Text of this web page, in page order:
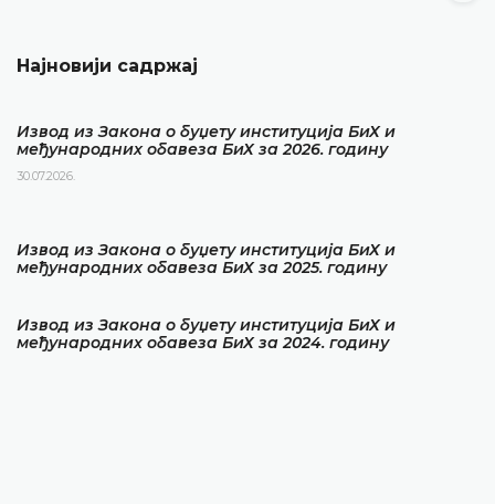
Најновији садржај
Извод из Закона о буџету институција БиХ и
међународних обавеза БиХ за 2026. годину
30.07.2026.
Извод из Закона о буџету институција БиХ и
међународних обавеза БиХ за 2025. годину
Извод из Закона о буџету институција БиХ и
међународних обавеза БиХ за 2024. годину